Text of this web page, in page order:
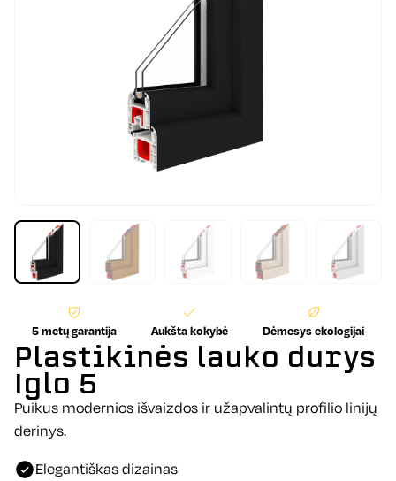
5 metų garantija Aukšta kokybė Dėmesys ekologijai
Plastikinės lauko durys
Iglo 5
Puikus modernios išvaizdos ir užapvalintų profilio linijų
derinys.
Elegantiškas dizainas